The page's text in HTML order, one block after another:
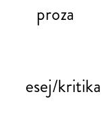
proza
esej/kritika